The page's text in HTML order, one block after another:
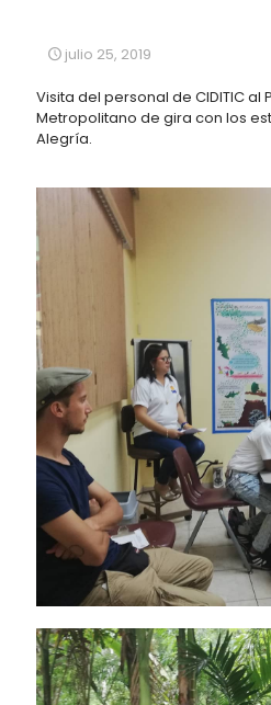
julio 25, 2019
Visita del personal de CIDITIC al
Metropolitano de gira con los
Alegría.